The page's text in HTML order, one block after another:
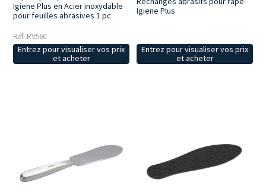
Igiene Plus en Acier inoxydable
pour feuilles abrasives 1 pc
Réf: RV560
Entrez pour visualiser vos prix
et acheter
Igiene Plus
Entrez pour visualiser vos prix
et acheter